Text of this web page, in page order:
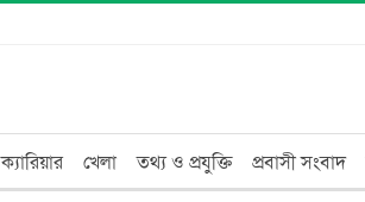
ক্যারিয়ার খেলা তথ্য ও প্রযুক্তি প্রবাসী সংবাদ